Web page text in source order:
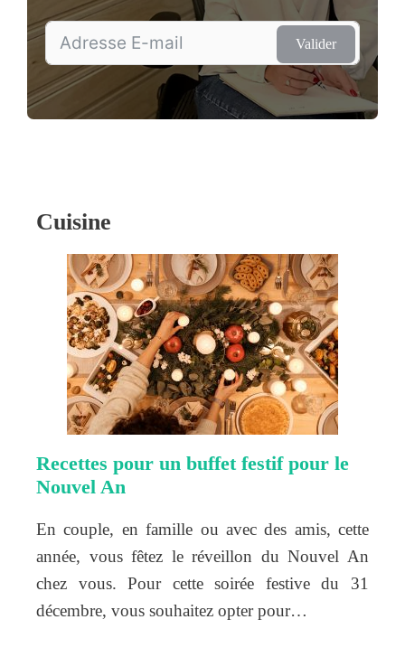
Valider
Cuisine
Recettes pour un buffet festif pour le
Nouvel An
En couple, en famille ou avec des amis, cette
année, vous fêtez le réveillon du Nouvel An
chez vous. Pour cette soirée festive du 31
décembre, vous souhaitez opter pour…